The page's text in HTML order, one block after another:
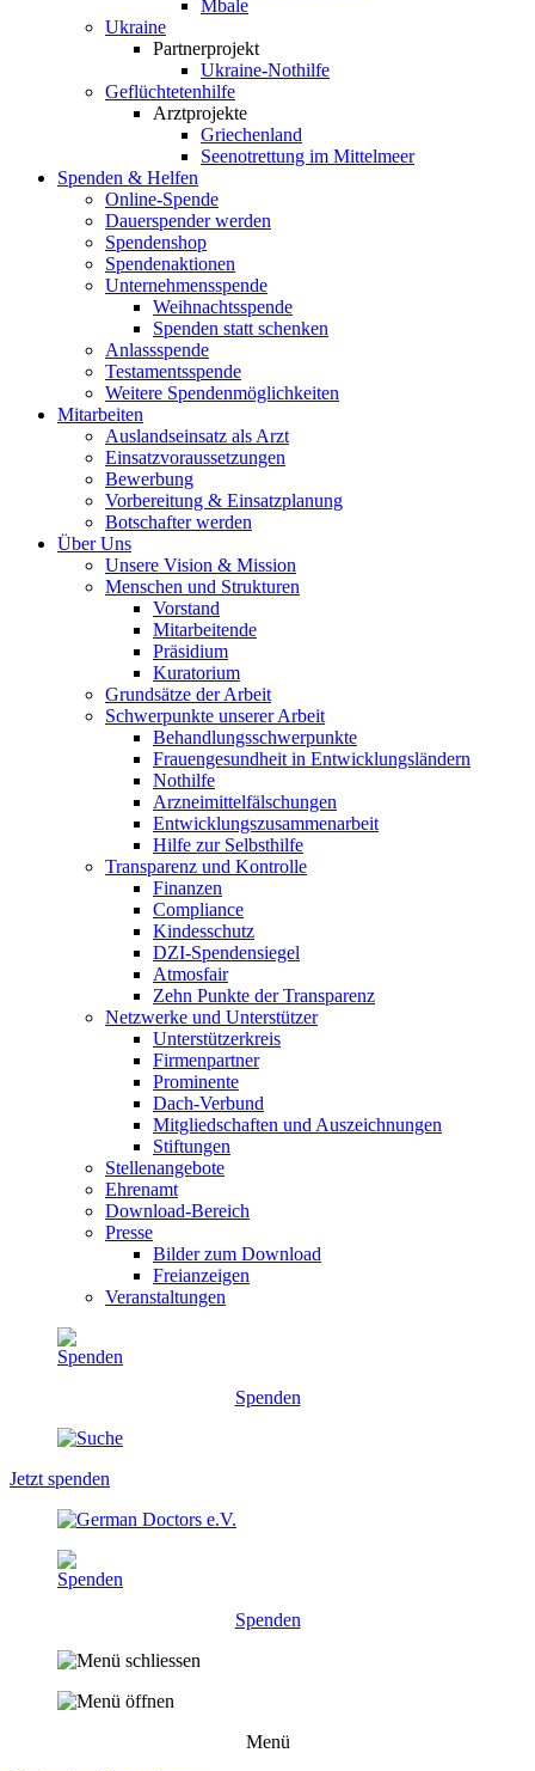
Mbale
Ukraine
Partnerprojekt
Ukraine-Nothilfe
Geflüchtetenhilfe
Arztprojekte
Griechenland
Seenotrettung im Mittelmeer
Spenden & Helfen
Online-Spende
Dauerspender werden
Spendenshop
Spendenaktionen
Unternehmens­spende
Weihnachtsspende
Spenden statt schenken
Anlassspende
Testamentsspende
Weitere Spenden­möglichkeiten
Mitarbeiten
Auslandseinsatz als Arzt
Einsatzvoraussetzungen
Bewerbung
Vorbereitung & Einsatzplanung
Botschafter werden
Über Uns
Unsere Vision & Mission
Menschen und Strukturen
Vorstand
Mitarbeitende
Präsidium
Kuratorium
Grundsätze der Arbeit
Schwerpunkte unserer Arbeit
Behandlungs­schwerpunkte
Frauengesundheit in Entwicklungsländern
Nothilfe
Arzneimittel­fälschungen
Entwicklungs­zusammenarbeit
Hilfe zur Selbsthilfe
Transparenz und Kontrolle
Finanzen
Compliance
Kindesschutz
DZI-Spendensiegel
Atmosfair
Zehn Punkte der Transparenz
Netzwerke und Unterstützer
Unterstützerkreis
Firmenpartner
Prominente
Dach-Verbund
Mitgliedschaften und Auszeichnungen
Stiftungen
Stellenangebote
Ehrenamt
Download-Bereich
Presse
Bilder zum Download
Freianzeigen
Veranstaltungen
Spenden
Jetzt spenden
Spenden
Menü